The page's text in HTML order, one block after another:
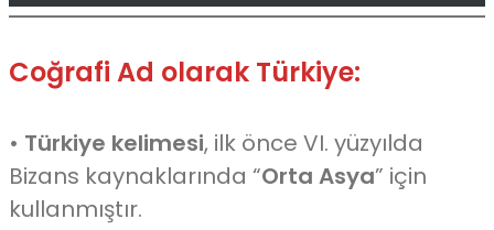
Coğrafi Ad olarak Türkiye:
• Türkiye kelimesi, ilk önce VI. yüzyılda
Bizans kaynaklarında “Orta Asya” için
kullanmıştır.